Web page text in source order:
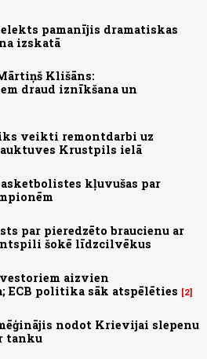
pamanījis dramatiskas
izskatā
Klišāns:
draud iznīkšana un
veikti remontdarbi uz
Krustpils ielā
kļuvušas par
par pieredzēto braucienu ar
šokē līdzcilvēkus
aizvien
ECB politika sāk atspēlēties
2
nodot Krievijai slepenu
tanku